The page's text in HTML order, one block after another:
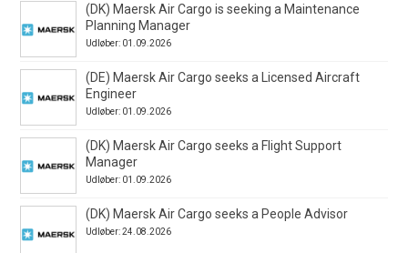
(DK) Maersk Air Cargo is seeking a Maintenance
Planning Manager
Udløber: 01.09.2026
(DE) Maersk Air Cargo seeks a Licensed Aircraft
Engineer
Udløber: 01.09.2026
(DK) Maersk Air Cargo seeks a Flight Support
Manager
Udløber: 01.09.2026
(DK) Maersk Air Cargo seeks a People Advisor
Udløber: 24.08.2026